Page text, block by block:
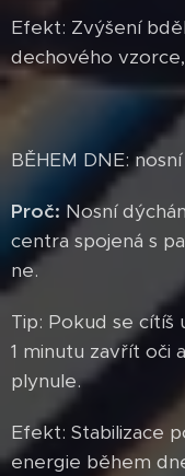
Efekt: Zvýšení
dechového
BĚHEM DNE:
Proč: Nosní
centra spojená s
ne.
Tip: Pokud se cítíš
1 minutu zavřít oči
plynule.
Efekt: Stabilizace
energie během